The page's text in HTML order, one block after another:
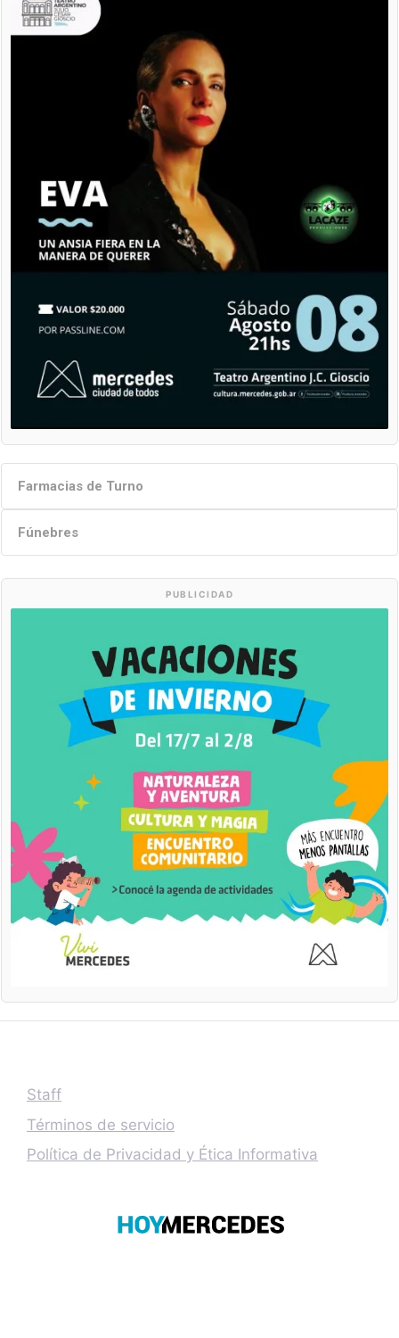
Farmacias de Turno
Fúnebres
PUBLICIDAD
Staff
Términos de servicio
Política de Privacidad y Ética Informativa